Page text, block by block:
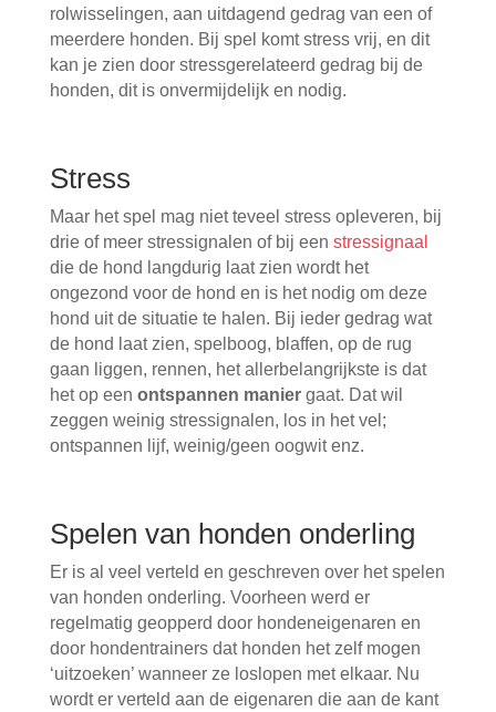
rolwisselingen, aan uitdagend gedrag van een of
meerdere honden. Bij spel komt stress vrij, en dit
kan je zien door stressgerelateerd gedrag bij de
honden, dit is onvermijdelijk en nodig.
Stress
Maar het spel mag niet teveel stress opleveren, bij
drie of meer stressignalen of bij een stressignaal
die de hond langdurig laat zien wordt het
ongezond voor de hond en is het nodig om deze
hond uit de situatie te halen. Bij ieder gedrag wat
de hond laat zien, spelboog, blaffen, op de rug
gaan liggen, rennen, het allerbelangrijkste is dat
het op een ontspannen maniergaat. Dat wil
zeggen weinig stressignalen, los in het vel;
ontspannen lijf, weinig/geen oogwit enz.
Spelen van honden onderling
Er is al veel verteld en geschreven over het spelen
van honden onderling. Voorheen werd er
regelmatig geopperd door hondeneigenaren en
door hondentrainers dat honden het zelf mogen
‘uitzoeken’ wanneer ze loslopen met elkaar. Nu
wordt er verteld aan de eigenaren die aan de kant